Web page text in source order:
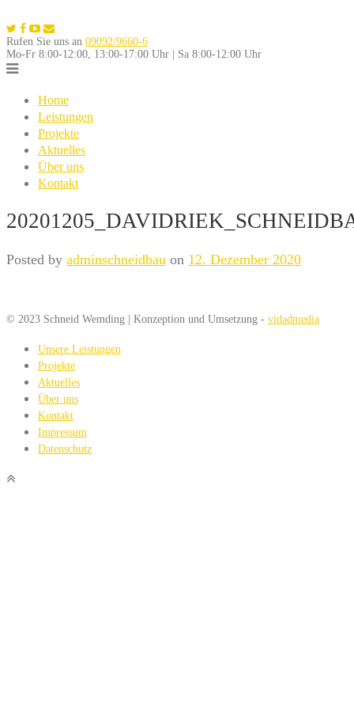
to
content
Rufen Sie uns an 09092/9660-6
Mo-Fr 8:00-12:00, 13:00-17:00 Uhr | Sa 8:00-12:00 Uhr
Home
Leistungen
Projekte
Aktuelles
Über uns
Kontakt
Posted by adminschneidbau on 12. Dezember 2020
© 2023 Schneid Wemding | Konzeption und Umsetzung - vidadmedia
Unsere Leistungen
Projekte
Aktuelles
Über uns
Kontakt
Impressum
Datenschutz